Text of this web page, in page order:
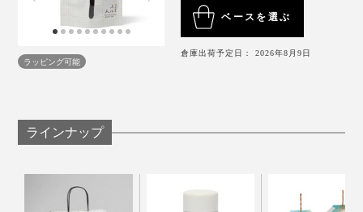
蒸したもち米は、伝統の杵つき製法によってお餅に。し
っかりつき上げることで、米の密度も濃くなり、あられ
に焼き上げた時のふくらみ、香ばしさ、味わいが違いま
ついたお餅は乾燥後、薄〜く削り、小さな四角い粒状
ほうじ茶ベースの玄米茶「西」
写真左・中央は「 ギフトセット（6P）」、写真右・中央は「ギフトセット
（24P）」
けがたくさん。
誰でも簡単に淹れられるよう考えられたティーバッグタ
イプのお茶だから、難しいルールも作法もありません。
「炒り餅」です。
京玄米茶でつくるお茶漬けもまた絶品。茶のうまみと香
りで、さらさらといただけます。
ラッピング可能
ベースを選ぶ
倉庫出荷予定日： 2026年8月9日
ラインナップ